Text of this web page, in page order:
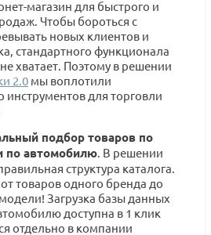
магазин для быстрого и
Чтобы бороться с
новых клиентов и
стандартного функционала
хватает. Поэтому в решении
2.0 мы воплотили
для торговли
подбор товаров по
по автомобилю. В решении
структура каталога.
товаров одного бренда до
Загрузка базы данных
доступна в 1 клик
отдельно в компании